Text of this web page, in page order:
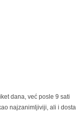
dana, već posle 9 sati
najzanimljiviji, ali i dosta